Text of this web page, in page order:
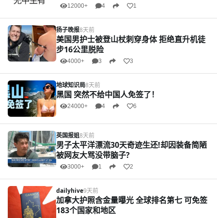
12000+ 4 1
扬子晚报8天前
美国男护士被登山杖刺穿身体 拒绝直升机徒
步16公里脱险
4000+ 3 3
地球知识局8天前
黑国 突然不给中国人免签了！
24000+ 4 6
英国报姐8天前
男子太平洋漂流30天奇迹生还!却因装备简陋
被网友大骂没带脑子?
3000+ 1 2
dailyhive9天前
加拿大护照含金量曝光 全球排名第七 可免签
183个国家和地区